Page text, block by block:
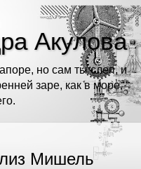
Акулова
но сам ты слеп, и
заре, как в море,
Мишель